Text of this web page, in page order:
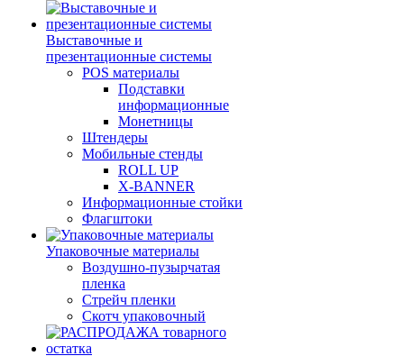
Выставочные и
презентационные системы
POS материалы
Подставки
информационные
Монетницы
Штендеры
Мобильные стенды
ROLL UP
X-BANNER
Информационные стойки
Флагштоки
Упаковочные материалы
Воздушно-пузырчатая
пленка
Стрейч пленки
Скотч упаковочный